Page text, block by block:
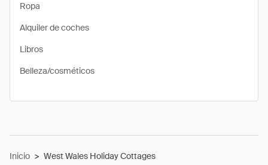
Ropa
Alquiler de coches
Libros
Belleza/cosméticos
Inicio > West Wales Holiday Cottages